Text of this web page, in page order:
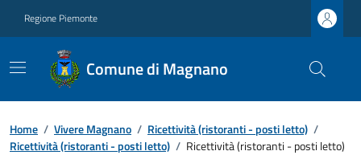
Regione Piemonte
Comune di Magnano
Home / Vivere Magnano / Ricettività (ristoranti - posti letto) /
Ricettività (ristoranti - posti letto) / Ricettività (ristoranti - posti letto)